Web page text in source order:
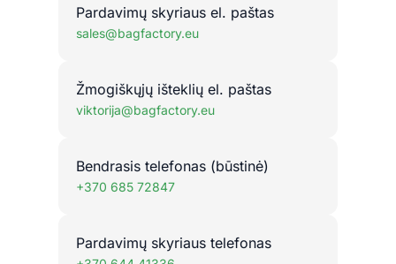
Pardavimų skyriaus el. paštas
sales@bagfactory.eu
Žmogiškųjų išteklių el. paštas
viktorija@bagfactory.eu
Bendrasis telefonas (būstinė)
+370 685 72847
Pardavimų skyriaus telefonas